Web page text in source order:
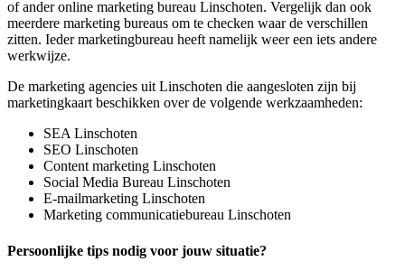
of ander online marketing bureau Linschoten. Vergelijk dan ook
meerdere marketing bureaus om te checken waar de verschillen
zitten. Ieder marketingbureau heeft namelijk weer een iets andere
werkwijze.
De marketing agencies uit Linschoten die aangesloten zijn bij
marketingkaart beschikken over de volgende werkzaamheden:
SEA Linschoten
SEO Linschoten
Content marketing Linschoten
Social Media Bureau Linschoten
E-mailmarketing Linschoten
Marketing communicatiebureau Linschoten
Persoonlijke tips nodig voor jouw situatie?